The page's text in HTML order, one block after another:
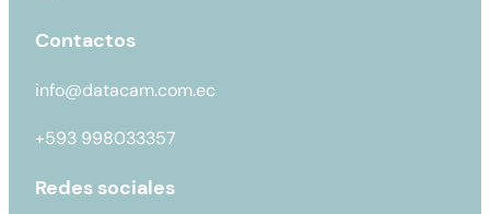
Contactos
info@datacam.com.ec
+593 998033357
Redes sociales